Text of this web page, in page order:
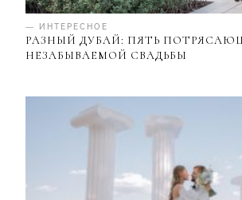
— ИНТЕРЕСНОЕ
РАЗНЫЙ ДУБАЙ: ПЯТЬ
НЕЗАБЫВАЕМОЙ СВАДЬБЫ